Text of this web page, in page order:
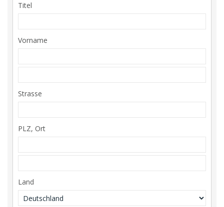
Titel
Vorname
Strasse
PLZ, Ort
Land